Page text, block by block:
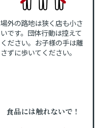
場外の路地は狭く店も小さ
いです。団体行動は控えて
ください。お子様の手は離
さずに歩いてください。
食品には触れないで！